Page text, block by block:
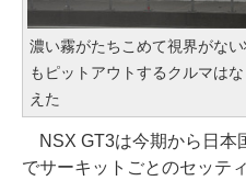
濃い霧がたちこめて視界がな
もピットアウトするクルマは
えた
NSX GT3は今期から日本
でサーキットごとのセッテ